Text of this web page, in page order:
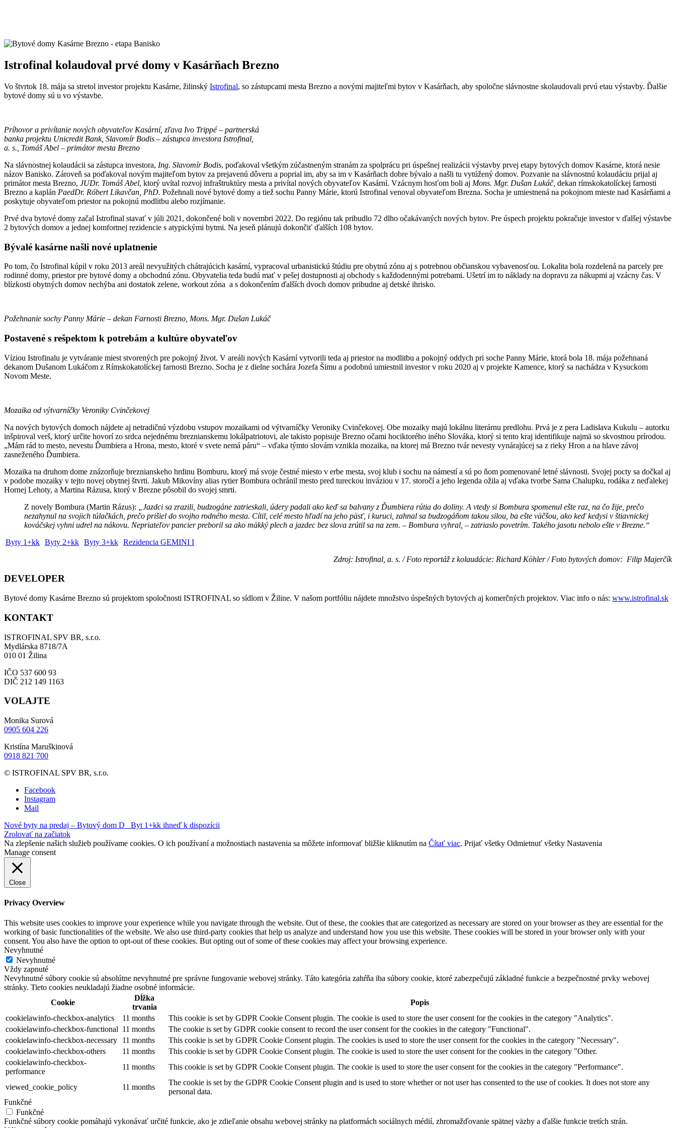
Istrofinal kolaudoval prvé domy v Kasárňach Brezno
Vo štvrtok 18. mája sa stretol investor projektu Kasárne, žilinský Istrofinal, so zástupcami mesta Brezno a novými majiteľmi bytov v Kasárňach, aby spoločne slávnostne skolaudovali prvú etau výstavby. Ďalšie
bytové domy sú u vo výstavbe.
Príhovor a privítanie nových obyvateľov Kasární, zľava Ivo Trippé – partnerská
banka projektu Unicredit Bank, Slavomír Bodis – zástupca investora Istrofinal,
a. s., Tomáš Abel – primátor mesta Brezno
Na slávnostnej kolaudácii sa zástupca investora, Ing. Slavomír Bodis, poďakoval všetkým zúčastneným stranám za spolprácu pri úspešnej realizácii výstavby prvej etapy bytových domov Kasárne, ktorá nesie
názov Banisko. Zároveň sa poďakoval novým majiteľom bytov za prejavenú dôveru a poprial im, aby sa im v Kasárňach dobre bývalo a našli tu vytúžený domov. Pozvanie na slávnostnú kolaudáciu prijal aj
primátor mesta Brezno, JUDr. Tomáš Abel, ktorý uvítal rozvoj infraštruktúry mesta a privítal nových obyvateľov Kasární. Vzácnym hosťom boli aj Mons. Mgr. Dušan Lukáč, dekan rímskokatolíckej farnosti
Brezno a kaplán PaedDr. Róbert Likavčan, PhD. Požehnali nové bytové domy a tiež sochu Panny Márie, ktorú Istrofinal venoval obyvateľom Brezna. Socha je umiestnená na pokojnom mieste nad Kasárňami a
poskytuje obyvateľom priestor na pokojnú modlitbu alebo rozjímanie.
Prvé dva bytové domy začal Istrofinal stavať v júli 2021, dokončené boli v novembri 2022. Do regiónu tak pribudlo 72 dlho očakávaných nových bytov. Pre úspech projektu pokračuje investor v ďalšej výstavbe
2 bytových domov a jednej komfortnej rezidencie s atypickými bytmi. Na jeseň plánujú dokončiť ďalších 108 bytov.
Bývalé kasárne našli nové uplatnenie
Po tom, čo Istrofinal kúpil v roku 2013 areál nevyužitých chátrajúcich kasární, vypracoval urbanistickú štúdiu pre obytnú zónu aj s potrebnou občianskou vybavenosťou. Lokalita bola rozdelená na parcely pre
rodinné domy, priestor pre bytové domy a obchodnú zónu. Obyvatelia teda budú mať v pešej dostupnosti aj obchody s každodennými potrebami. Ušetrí im to náklady na dopravu za nákupmi aj vzácny čas. V
blízkosti obytných domov nechýba ani dostatok zelene, workout zóna a s dokončením ďalších dvoch domov pribudne aj detské ihrisko.
Požehnanie sochy Panny Márie – dekan Farnosti Brezno, Mons. Mgr. Dušan Lukáč
Postavené s rešpektom k potrebám a kultúre obyvateľov
Víziou Istrofinalu je vytváranie miest stvorených pre pokojný život. V areáli nových Kasární vytvorili teda aj priestor na modlitbu a pokojný oddych pri soche Panny Márie, ktorá bola 18. mája požehnaná
dekanom Dušanom Lukáčom z Rímskokatolíckej farnosti Brezno. Socha je z dielne sochára Jozefa Šimu a podobnú umiestnil investor v roku 2020 aj v projekte Kamence, ktorý sa nachádza v Kysuckom
Novom Meste.
Mozaika od výtvarníčky Veroniky Cvinčekovej
Na nových bytových domoch nájdete aj netradičnú výzdobu vstupov mozaikami od výtvarníčky Veroniky Cvinčekovej. Obe mozaiky majú lokálnu literárnu predlohu. Prvá je z pera Ladislava Kukulu – autorku
inšpiroval verš, ktorý určite hovorí zo srdca nejednému breznianskemu lokálpatriotovi, ale takisto popisuje Brezno očami hociktorého iného Slováka, ktorý si tento kraj identifikuje najmä so skvostnou prírodou.
„Mám rád to mesto, nevestu Ďumbiera a Hrona, mesto, ktoré v svete nemá páru“ – vďaka týmto slovám vznikla mozaika, na ktorej má Brezno tvár nevesty vynárajúcej sa z rieky Hron a na hlave závoj
zasneženého Ďumbiera.
Mozaika na druhom dome znázorňuje breznianskeho hrdinu Bomburu, ktorý má svoje čestné miesto v erbe mesta, svoj klub i sochu na námestí a sú po ňom pomenované letné slávnosti. Svojej pocty sa dočkal aj
v podobe mozaiky v tejto novej obytnej štvrti. Jakub Mikovíny alias rytier Bombura ochránil mesto pred tureckou inváziou v 17. storočí a jeho legenda ožila aj vďaka tvorbe Sama Chalupku, rodáka z neďalekej
Hornej Lehoty, a Martina Rázusa, ktorý v Brezne pôsobil do svojej smrti.
Z novely Bombura (Martin Rázus):
„Jazdci sa zrazili, budzogáne zatrieskali, údery padali ako keď sa balvany z Ďumbiera rútia do doliny. A vtedy si Bombura spomenul ešte raz, na čo žije, prečo
nezahynul na svojich túlačkách, prečo prišiel do svojho rodného mesta. Cítil, celé mesto hľadí na jeho päsť, i kuruci, zahnal sa budzogáňom takou silou, ba ešte väčšou, ako keď kedysi v štiavnickej
kováčskej vyhni udrel na nákovu. Nepriateľov pancier preboril sa ako mäkký plech a jazdec bez slova zrútil sa na zem. – Bombura vyhral, – zatriaslo povetrím. Takého jasotu nebolo ešte v Brezne.“
Byty 1+kk Byty 2+kk Byty 3+kk Rezidencia GEMINI I
Zdroj: Istrofinal, a. s. / Foto reportáž z kolaudácie: Richard Köhler / Foto bytových domov: Filip Majerčík
DEVELOPER
Bytové domy Kasárne Brezno sú projektom spoločnosti ISTROFINAL so sídlom v Žiline. V našom portfóliu nájdete množstvo úspešných bytových aj komerčných projektov. Viac info o nás: www.istrofinal.sk
KONTAKT
ISTROFINAL SPV BR, s.r.o.
Mydlárska 8718/7A
010 01 Žilina
IČO 537 600 93
DIČ 212 149 1163
VOLAJTE
Monika Surová
0905 604 226
Kristína Maruškinová
0918 821 700
© ISTROFINAL SPV BR, s.r.o.
Facebook
Instagram
Mail
Nové byty na predaj – Bytový dom D
Byt 1+kk ihneď k dispozícii
Zrolovať na začiatok
Na zlepšenie našich služieb používame cookies. O ich používaní a možnostiach nastavenia sa môžete informovať bližšie kliknutím na Čítať viac. Prijať všetky Odmietnuť všetky Nastavenia
Manage consent
Close
Privacy Overview
This website uses cookies to improve your experience while you navigate through the website. Out of these, the cookies that are categorized as necessary are stored on your browser as they are essential for the
working of basic functionalities of the website. We also use third-party cookies that help us analyze and understand how you use this website. These cookies will be stored in your browser only with your
consent. You also have the option to opt-out of these cookies. But opting out of some of these cookies may affect your browsing experience.
Nevyhnutné
Nevyhnutné
Vždy zapnuté
Nevyhnutné súbory cookie sú absolútne nevyhnutné pre správne fungovanie webovej stránky. Táto kategória zahŕňa iba súbory cookie, ktoré zabezpečujú základné funkcie a bezpečnostné prvky webovej
stránky. Tieto cookies neukladajú žiadne osobné informácie.
Cookie
Dĺžka
trvania
Popis
cookielawinfo-checkbox-analytics
11 months
This cookie is set by GDPR Cookie Consent plugin. The cookie is used to store the user consent for the cookies in the category "Analytics".
cookielawinfo-checkbox-functional 11 months
The cookie is set by GDPR cookie consent to record the user consent for the cookies in the category "Functional".
cookielawinfo-checkbox-necessary
11 months
This cookie is set by GDPR Cookie Consent plugin. The cookies is used to store the user consent for the cookies in the category "Necessary".
cookielawinfo-checkbox-others
11 months
This cookie is set by GDPR Cookie Consent plugin. The cookie is used to store the user consent for the cookies in the category "Other.
cookielawinfo-checkbox-
performance
11 months This cookie is set by GDPR Cookie Consent plugin. The cookie is used to store the user consent for the cookies in the category "Performance".
viewed_cookie_policy 11 months
The cookie is set by the GDPR Cookie Consent plugin and is used to store whether or not user has consented to the use of cookies. It does not store any
personal data.
Funkčné
Funkčné
Funkčné súbory cookie pomáhajú vykonávať určité funkcie, ako je zdieľanie obsahu webovej stránky na platformách sociálnych médií, zhromažďovanie spätnej väzby a ďalšie funkcie tretích strán.